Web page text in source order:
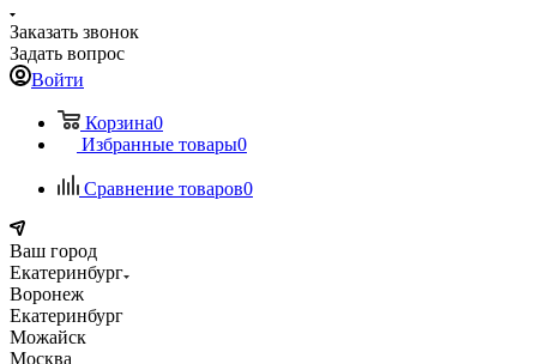
Заказать звонок
Задать вопрос
Войти
Корзина0
Избранные товары0
Сравнение товаров0
Ваш город
Екатеринбург
Воронеж
Екатеринбург
Можайск
Москва